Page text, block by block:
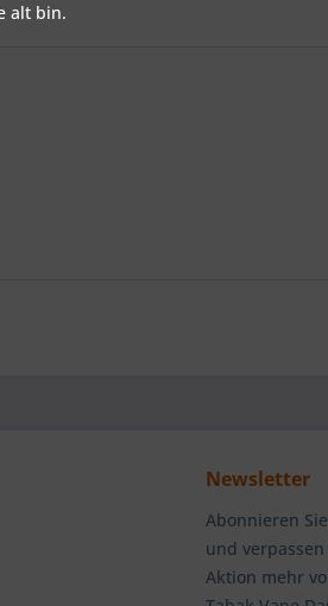
Newsletter
Abonnieren
und
Aktion mehr
alt bin.